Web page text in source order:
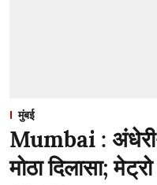
मुंबई
Mumbai : अंधेरी-
मोठा दिलासा;